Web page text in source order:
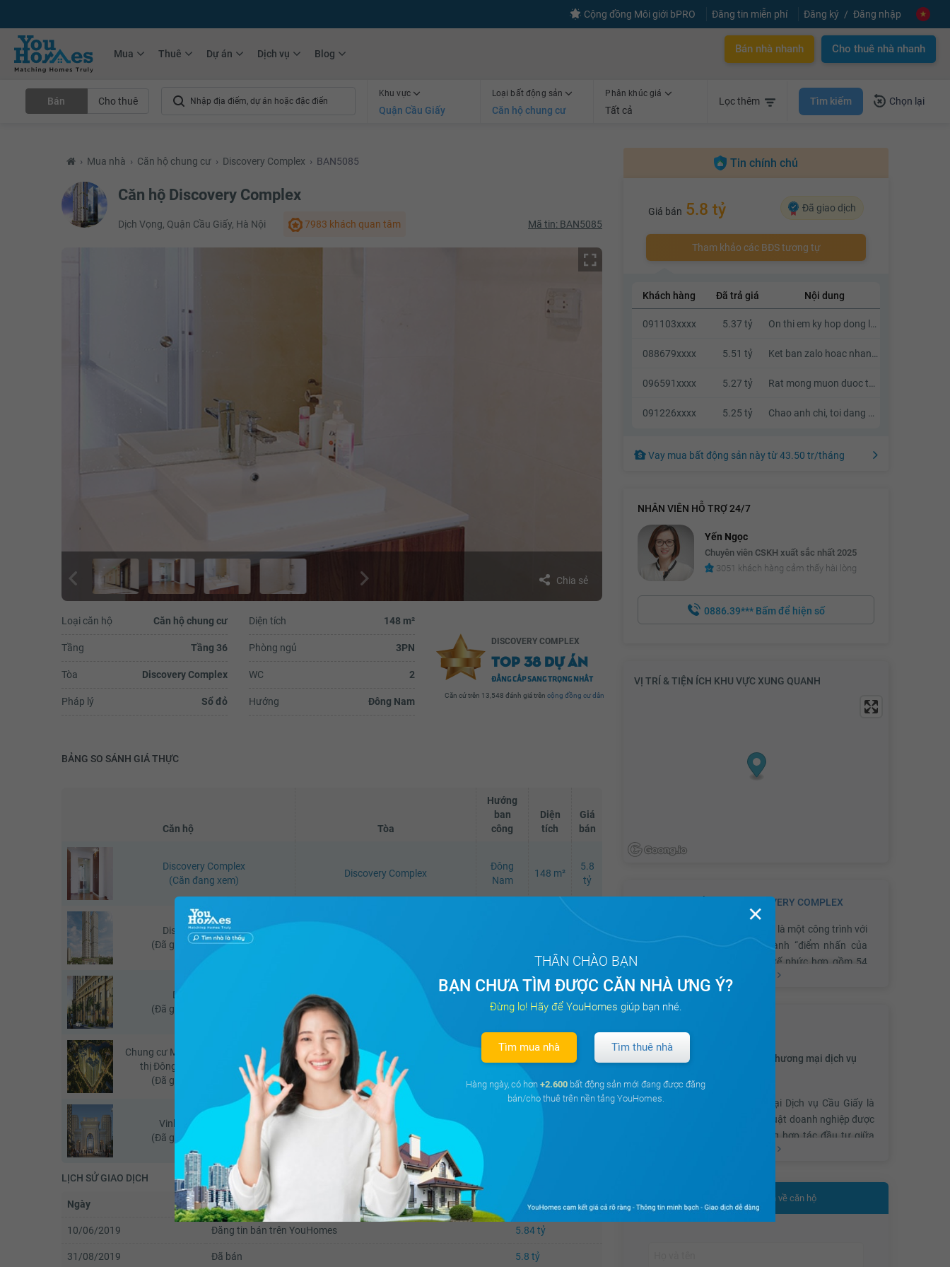
Cộng đồng Môi giới bPRO Đăng tin miễn phí Đăng ký Đăng nhập
Mua Thuê Dự án Dịch vụ Blog Bán nhà nhanh Cho thuê nhà nhanh
Bán Cho thuê
Khu vực
Quận Cầu Giấy
Loại bất động sản
Căn hộ chung cư
Phân khúc giá
Tất cả
Lọc thêm Tìm kiếm Chọn lại
› Mua nhà › Căn hộ chung cư › Discovery Complex › BAN5085
Căn hộ Discovery Complex
Dịch Vọng, Quận Cầu Giấy, Hà Nội 7983 khách quan tâm Mã tin: BAN5085
Chia sẻ
Loại căn hộ Căn hộ chung cư
Tầng Tầng 36
Tòa Discovery Complex
Pháp lý Sổ đỏ
Diện tích 148 m²
Phòng ngủ 3PN
WC 2
Hướng Đông Nam
DISCOVERY COMPLEX
TOP 38 DỰ ÁN
ĐẲNG CẤP SANG TRỌNG NHẤT
Căn cứ trên 13,548 đánh giá trên cộng đồng cư dân
BẢNG SO SÁNH GIÁ THỰC
Căn hộ Tòa
Hướng
ban
công
Diện
tích
Giá
bán
Discovery Complex
(Căn đang xem)
Discovery Complex
Đông
Nam
148 m²
5.8
tỷ
Discovery Complex
(Đã giao dịch - 06/2026)
D’ Le Pont D’or
(Đã giao dịch - 06/2026)
Đông 127 m²
6,85
tỷ
Chung cư Mandarin Garden- Khu đô
thị Đông Nam Trần Duy Hưng
(Đã giao dịch - 06/2026)
Chung cư Mandarin Garden- Khu đô
thị Đông Nam Trần Duy Hưng
130 m²
6,57
Vinhomes Royal City
(Đã giao dịch - 07/2026)
Vinhomes Royal City
LỊCH SỬ GIAO DỊCH
Ngày Trạng thái Giá
10/06/2019 Đăng tin bán trên YouHomes 5.84 tỷ
31/08/2019 Đã bán 5.8 tỷ
Tin chính chủ
Giá bán 5.8 tỷ Đã giao dịch
Tham khảo các BĐS tương tự
Khách hàng Đã trả giá Nội dung
091103xxxx 5.37 tỷ On thi em ky hop dong luon nhe a
088679xxxx 5.51 tỷ Ket ban zalo hoac nhan tin a. Khong goi nhaa vi toi kha ban
096591xxxx 5.27 tỷ Rat mong muon duoc thuong luong
091226xxxx 5.25 tỷ Chao anh chi, toi dang quan tam den can nha cua anh chi, neu anh chi co thien chi ban thi chung ta co the lien he va trao doi truc tiep voi nhau.
Vay mua bất động sản nàytừ43.50 tr/tháng
NHÂN VIÊN HỖ TRỢ 24/7
Yến Ngọc
Chuyên viên CSKH xuất sắc nhất 2025
3051 khách hàng cảm thấy hài lòng
0886.39*** Bấm để hiện số
VỊ TRÍ & TIỆN ÍCH KHU VỰC XUNG QUANH
DISCOVERY COMPLEX
là một công trình với
quy mô hoành tráng trở thành “điểm nhấn của
quận Cầu Giấy”, được thiết kế phức hợp gồm 54
tầng tháp chung cư, 43 tầng tháp văn phòng, 8
tầng trung tâm thương mại và 4 tầng cây xanh.
Đặc biệt, tuyến đường sắt trên cao đầu tiên tại Việt
Nam kết nối trực tiếp ga số 7 từ nhiều điểm khác
thương mại của tòa nhà. Các căn hộ trong tòa
tháp chung cư thiết kế theo phong cách Châu Âu,
tất cả các phòng đều có mặt thoáng đón gió và
Pháp, Italia như sàn Italia, thiết bị vệ sinh ToTo,
thiết bị bếp Fagor, Thiết bị điện Schneider, Chuông
Công ty CP Đầu tư thương mại dịch vụ
Công ty CP đầu tư Thương mại Dịch vụ Cầu Giấy là
doanh nghiệp hoạt động theo luật doanh nghiệp được
thành lập trên cơ sở Hợp đồng hợp tác đầu tư giữa
Công ty Thương mại và Dịch vụ Tổng hợp Hà Nội,
Nội và Công ty TNHH Xây dựng dân dụng công nghiệp
Delta để thực hiện dự án xây dựng Trung tâm thương
mại Cầu Giấy theo quyết định số 637/ QĐ-UB ngày
Nhận thêm thông tin về căn hộ
✕
THÂN CHÀO BẠN
BẠN CHƯA TÌM ĐƯỢC CĂN NHÀ ƯNG Ý?
Đừng lo! Hãy để YouHomes giúp bạn nhé.
Tìm mua nhà Tìm thuê nhà
Hàng ngày, có hơn +2.600 bất động sản mới đang được đăng
bán/cho thuê trên nền tảng YouHomes.